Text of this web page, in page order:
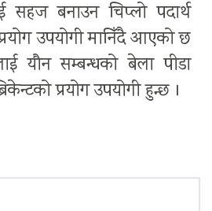
सहज बनाउन चिप्लो पदार्थ
उपयोगी मानिँदै आएको छ
यौन सम्बन्धको बेला पीडा
प्रयोग उपयोगी हुन्छ ।